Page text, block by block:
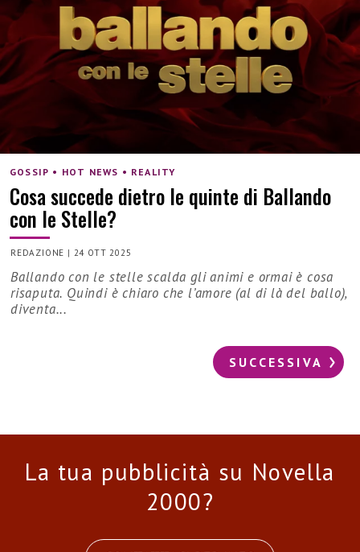
GOSSIP • HOT NEWS • REALITY
Cosa succede dietro le quinte di Ballando
con le Stelle?
REDAZIONE | 24 OTT 2025
Ballando con le stelle scalda gli animi e ormai è cosa
risaputa. Quindi è chiaro che l’amore (al di là del ballo),
diventa...
SUCCESSIVA
La tua pubblicità su Novella
2000?